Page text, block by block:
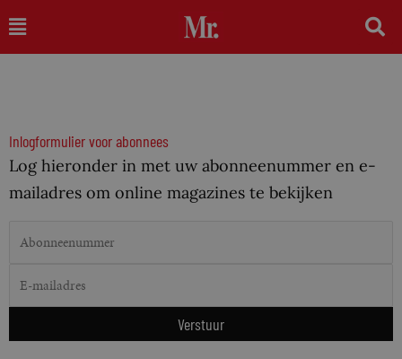
naar
Main
Menu
Inlogformulier voor abonnees
Log hieronder in met uw abonneenummer en e-
mailadres om online magazines te bekijken